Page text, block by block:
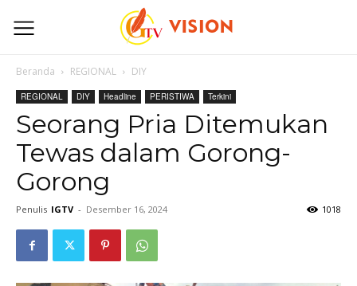
Beranda REGIONAL DIY
REGIONAL DIY Headline PERISTIWA Terkini
Seorang Pria Ditemukan
Tewas dalam Gorong-
Gorong
Penulis IGTV - Desember 16, 2024 1018